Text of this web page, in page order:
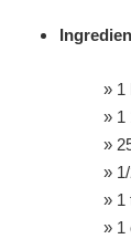
» 1
» 1
»
»
» 1
» 1